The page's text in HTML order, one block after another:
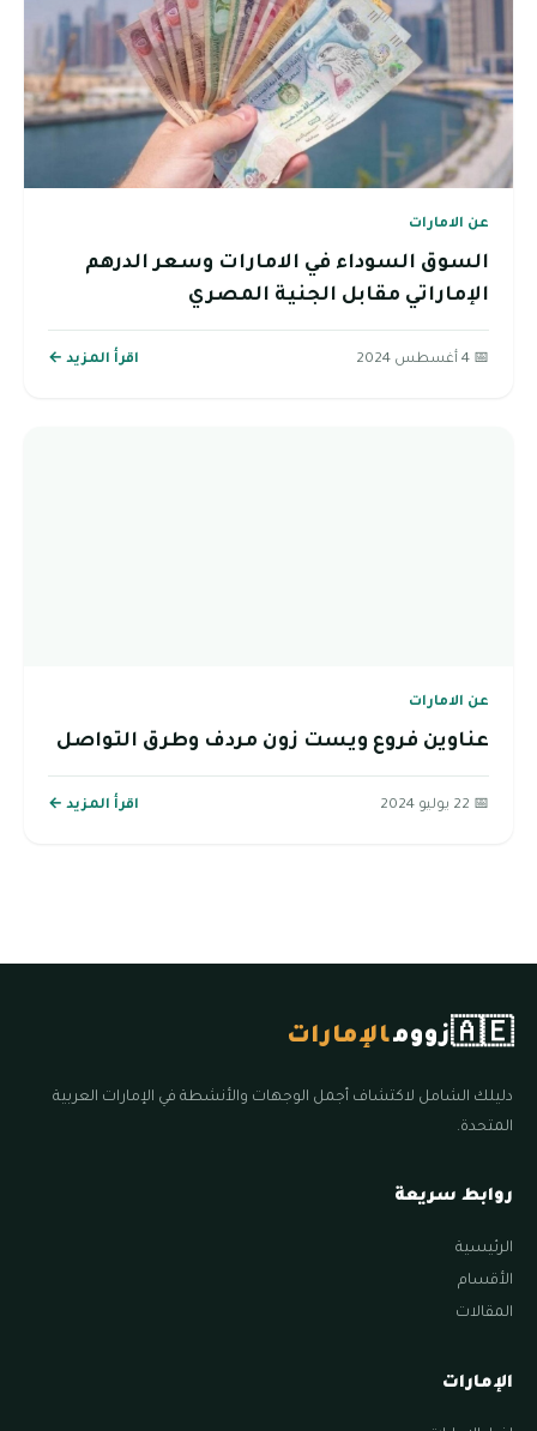
عن الامارات
السوق السوداء في الامارات وسعر الدرهم
الإماراتي مقابل الجنية المصري
📅 4 أغسطس 2024 اقرأ المزيد ←
عن الامارات
عناوين فروع ويست زون مردف وطرق التواصل
📅 22 يوليو 2024 اقرأ المزيد ←
🇦🇪زوومالإمارات
دليلك الشامل لاكتشاف أجمل الوجهات والأنشطة في الإمارات العربية
المتحدة.
روابط سريعة
الرئيسية
الأقسام
المقالات
الإمارات